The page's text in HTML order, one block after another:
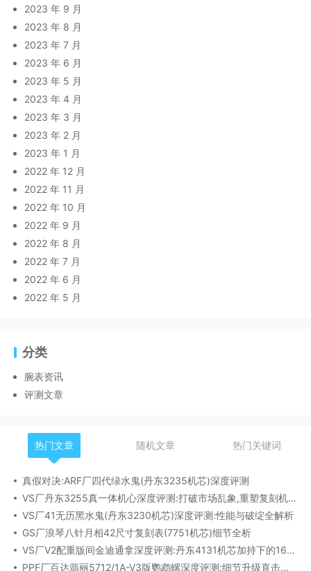
2023 年 9 月
2023 年 8 月
2023 年 7 月
2023 年 6 月
2023 年 5 月
2023 年 4 月
2023 年 3 月
2023 年 2 月
2023 年 1 月
2022 年 12 月
2022 年 11 月
2022 年 10 月
2022 年 9 月
2022 年 8 月
2022 年 7 月
2022 年 6 月
2022 年 5 月
分类
腕表资讯
评测文章
热门文章 随机文章 热门关键词
真假对决:ARF厂四代绿水鬼(丹东3235机芯)深度评测
VS厂丹东3255真一体机心深度评测:打破市场乱象,重塑复刻机芯新标杆​
VS厂41无历黑水鬼(丹东3230机芯)深度评测:性能与破绽全解析
GS厂浪琴八针月相42尺寸复刻表(7751机芯)细节全析
VS厂V2配重版间金迪通拿深度评测:丹东4131机芯加持下的165克精密之作​
PPF厂百达翡丽5712/1A-V3版鹦鹉螺深度评测:细节升级直击正品